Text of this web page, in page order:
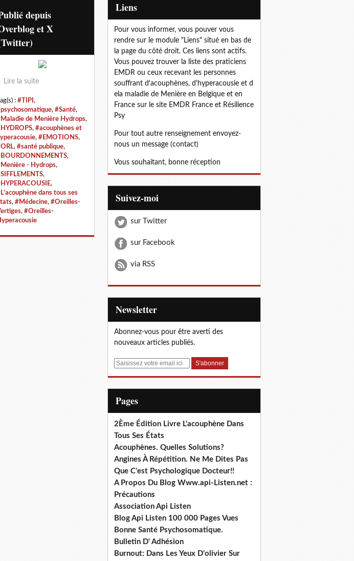
depuis
et X
Lire la suite
Tag(s) : #TIPI ,
, #Santé,
de Menière Hydrops,
, #acouphènes et
, #EMOTIONS,
, #santé publique,
,
- Hydrops,
,
,
dans tous ses
, #Médecine, #Oreilles-
, #Oreilles-
Liens
Pour vous informer, vous pouver vous
rendre sur le module "Liens" situé en bas de
la page du côté droit. Ces liens sont actifs.
Vous pouvez trouver la liste des praticiens
EMDR ou ceux recevant les personnes
souffrant d'acouphènes, d'hyperacousie et d
ela maladie de Menière en Belgique et en
France sur le site EMDR France et Résilience
Psy
Pour tout autre renseignement envoyez-
nous un message (contact)
Vous souhaitant, bonne réception
Suivez-moi
sur Twitter
sur Facebook
via RSS
Newsletter
Abonnez-vous pour être averti des
nouveaux articles publiés.
E
Pages
2Ème Édition Livre L'acouphène Dans
Tous Ses États
Acouphènes. Quelles Solutions?
Angines À Répétition. Ne Me Dites Pas
Que C'est Psychologique Docteur!!
A Propos Du Blog Www.api-Listen.net :
Précautions
Association Api Listen
Blog Api Listen 100 000 Pages Vues
Bonne Santé Psychosomatique.
Bulletin D' Adhésion
Burnout: Dans Les Yeux D'olivier Sur